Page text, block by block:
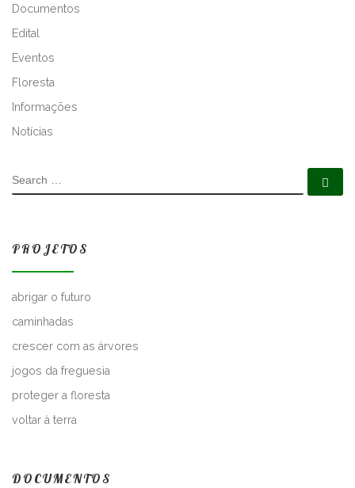
T
E
:
Documentos
Edital
Eventos
Floresta
Informações
Notícias
SEARCH
PROJETOS
abrigar o futuro
caminhadas
crescer com as árvores
jogos da freguesia
proteger a floresta
voltar à terra
DOCUMENTOS